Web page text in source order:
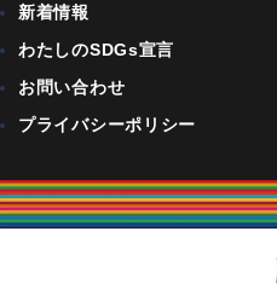
ン
新着情報
わたしのSDGs宣言
お問い合わせ
プライバシーポリシー